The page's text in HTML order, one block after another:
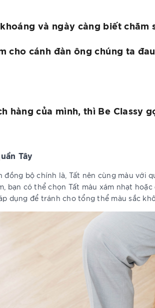
và ngày càng biết
cho cánh đàn ông chúng ta
hàng của mình, thì Be Classy
Tây
bộ chính là, Tất nên cùng màu với
bạn có thể chọn Tất màu xám nhạt
dụng để tránh cho tổng thể màu sắc